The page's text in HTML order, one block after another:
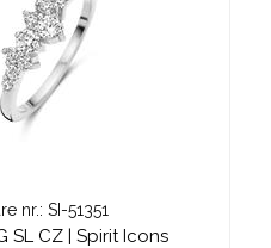
nr.: SI-51351
SL CZ | Spirit Icons